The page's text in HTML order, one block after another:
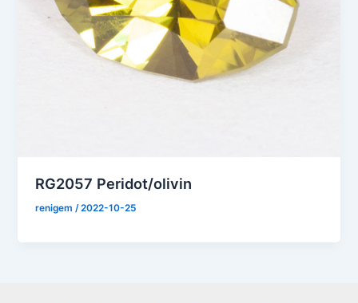
RG2057 Peridot/olivin
renigem/2022-10-25